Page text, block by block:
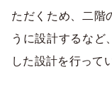
ただくため、二階
うに設計するなど
した設計を行って